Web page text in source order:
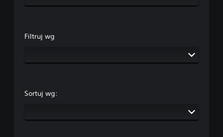
Filtruj wg
Sortuj wg: